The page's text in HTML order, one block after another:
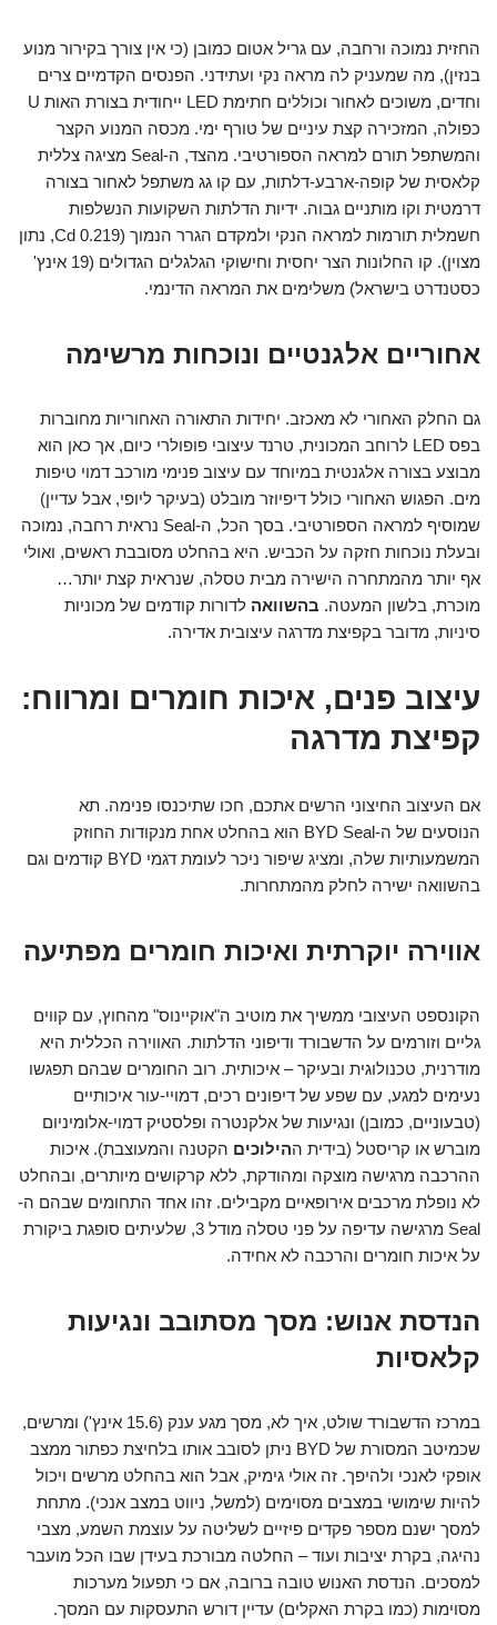
החזית נמוכה ורחבה, עם גריל אטום כמובן (כי אין צורך בקירור מנוע
בנזין), מה שמעניק לה מראה נקי ועתידני. הפנסים הקדמיים צרים
וחדים, משוכים לאחור וכוללים חתימת LED ייחודית בצורת האות U
כפולה, המזכירה קצת עיניים של טורף ימי. מכסה המנוע הקצר
והמשתפל תורם למראה הספורטיבי. מהצד, ה-Seal מציגה צללית
קלאסית של קופה-ארבע-דלתות, עם קו גג משתפל לאחור בצורה
דרמטית וקו מותניים גבוה. ידיות הדלתות השקועות הנשלפות
חשמלית תורמות למראה הנקי ולמקדם הגרר הנמוך (0.219 Cd, נתון
מצוין). קו החלונות הצר יחסית וחישוקי הגלגלים הגדולים (19 אינץ'
כסטנדרט בישראל) משלימים את המראה הדינמי.
אחוריים אלגנטיים ונוכחות מרשימה
גם החלק האחורי לא מאכזב. יחידות התאורה האחוריות מחוברות
בפס LED לרוחב המכונית, טרנד עיצובי פופולרי כיום, אך כאן הוא
מבוצע בצורה אלגנטית במיוחד עם עיצוב פנימי מורכב דמוי טיפות
מים. הפגוש האחורי כולל דיפיוזר מובלט (בעיקר ליופי, אבל עדיין)
שמוסיף למראה הספורטיבי. בסך הכל, ה-Seal נראית רחבה, נמוכה
ובעלת נוכחות חזקה על הכביש. היא בהחלט מסובבת ראשים, ואולי
אף יותר מהמתחרה הישירה מבית טסלה, שנראית קצת יותר…
מוכרת, בלשון המעטה. בהשוואה לדורות קודמים של מכוניות
סיניות, מדובר בקפיצת מדרגה עיצובית אדירה.
עיצוב פנים, איכות חומרים ומרווח:
קפיצת מדרגה
אם העיצוב החיצוני הרשים אתכם, חכו שתיכנסו פנימה. תא
הנוסעים של ה-BYD Seal הוא בהחלט אחת מנקודות החוזק
המשמעותיות שלה, ומציג שיפור ניכר לעומת דגמי BYD קודמים וגם
בהשוואה ישירה לחלק מהמתחרות.
אווירה יוקרתית ואיכות חומרים מפתיעה
הקונספט העיצובי ממשיך את מוטיב ה"אוקיינוס" מהחוץ, עם קווים
גליים וזורמים על הדשבורד ודיפוני הדלתות. האווירה הכללית היא
מודרנית, טכנולוגית ובעיקר – איכותית. רוב החומרים שבהם תפגשו
נעימים למגע, עם שפע של דיפונים רכים, דמויי-עור איכותיים
(טבעוניים, כמובן) ונגיעות של אלקנטרה ופלסטיק דמוי-אלומיניום
מוברש או קריסטל (בידית ההילוכים הקטנה והמעוצבת). איכות
ההרכבה מרגישה מוצקה ומהודקת, ללא קרקושים מיותרים, ובהחלט
לא נופלת מרכבים אירופאיים מקבילים. זהו אחד התחומים שבהם ה-
Seal מרגישה עדיפה על פני טסלה מודל 3, שלעיתים סופגת ביקורת
על איכות חומרים והרכבה לא אחידה.
הנדסת אנוש: מסך מסתובב ונגיעות
קלאסיות
במרכז הדשבורד שולט, איך לא, מסך מגע ענק (15.6 אינץ') ומרשים,
שכמיטב המסורת של BYD ניתן לסובב אותו בלחיצת כפתור ממצב
אופקי לאנכי ולהיפך. זה אולי גימיק, אבל הוא בהחלט מרשים ויכול
להיות שימושי במצבים מסוימים (למשל, ניווט במצב אנכי). מתחת
למסך ישנם מספר פקדים פיזיים לשליטה על עוצמת השמע, מצבי
נהיגה, בקרת יציבות ועוד – החלטה מבורכת בעידן שבו הכל מועבר
למסכים. הנדסת האנוש טובה ברובה, אם כי תפעול מערכות
מסוימות (כמו בקרת האקלים) עדיין דורש התעסקות עם המסך.